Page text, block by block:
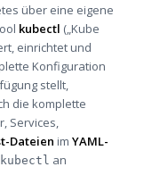
über eine eigene
kubectl („Kube
einrichtet und
Konfiguration
stellt,
die komplette
Services,
Dateien im YAML-
kubectl an